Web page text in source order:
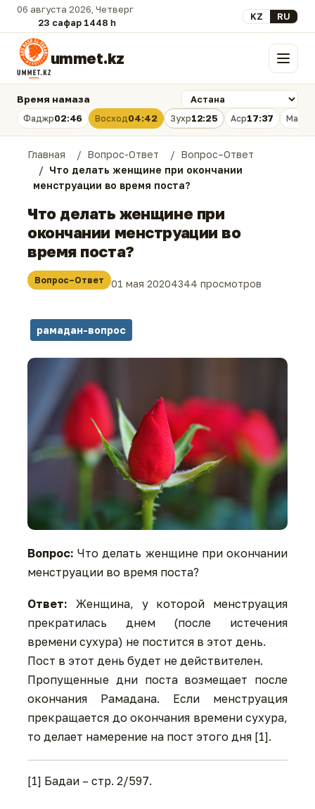
06 августа 2026, Четверг
23 сафар 1448 һ.
Выберите язык
KZ RU
ummet.kz Меню
Время намаза
Фаджр02:46 Восход04:42 Зухр12:25 Аср17:37
Главная Вопрос-Ответ
Вопрос–Ответ
Что делать женщине при окончании
менструации во время поста?
Что делать женщине при
окончании менструации во
время поста?
Вопрос–Ответ 01 мая 20204344 просмотров
рамадан-вопрос
Вопрос: Что делать женщине при окончании
менструации во время поста?
Ответ: Женщина, у которой менструация
прекратилась днем (после истечения
времени сухура) не постится в этот день.
Пост в этот день будет не действителен.
Пропущенные дни поста возмещает после
окончания Рамадана. Если менструация
прекращается до окончания времени сухура,
то делает намерение на пост этого дня [1].
[1] Бадаи – стр. 2/597.